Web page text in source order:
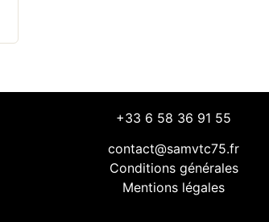
+33 6 58 36 91 55
contact@samvtc75.fr
Conditions générales
Mentions légales